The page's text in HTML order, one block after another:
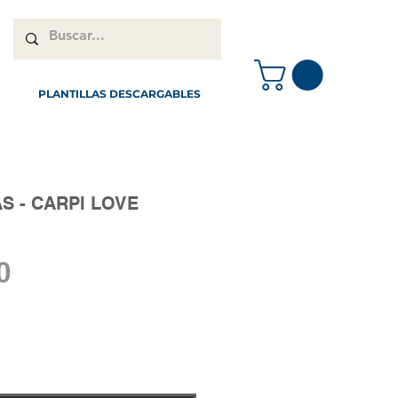
PLANTILLAS DESCARGABLES
- CARPI LOVE
Precio